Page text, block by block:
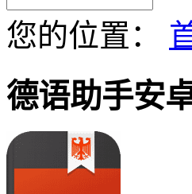
您的位置：
德语助手安